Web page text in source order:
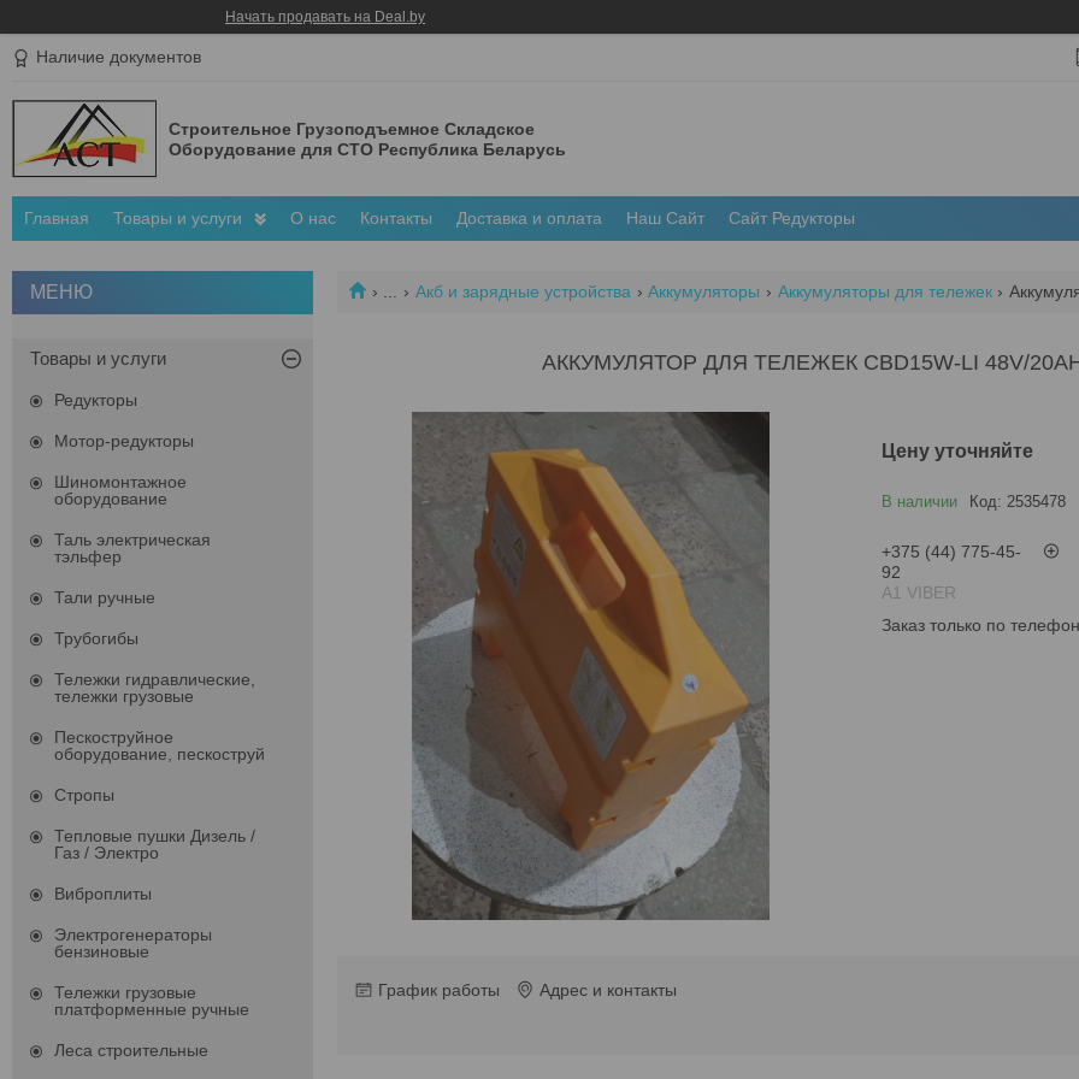
Начать продавать на Deal.by
Наличие документов
Строительное Грузоподъемное Складское
Оборудование для СТО Республика Беларусь
Главная Товары и услуги О нас Контакты Доставка и оплата Наш Сайт Сайт Редукторы
Акб и зарядные устройства Аккумуляторы Аккумуляторы для тележек
АККУМУЛЯТОР ДЛЯ ТЕЛЕЖЕК CBD15W-LI 48V/
Цену уточняйте
В наличии Код: 2535478
+375 (44) 775-45-
92
А1 VIBER
Заказ только по
График работы Адрес и контакты
Товары и услуги
Редукторы
Мотор-редукторы
Шиномонтажное
оборудование
Таль электрическая
тэльфер
Тали ручные
Трубогибы
Тележки гидравлические,
тележки грузовые
Пескоструйное
оборудование, пескоструй
Стропы
Тепловые пушки Дизель /
Газ / Электро
Виброплиты
Электрогенераторы
бензиновые
Тележки грузовые
платформенные ручные
Леса строительные